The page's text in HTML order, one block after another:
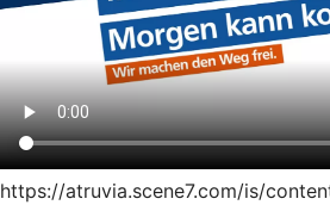
https://atruvia.scene7.com/is/